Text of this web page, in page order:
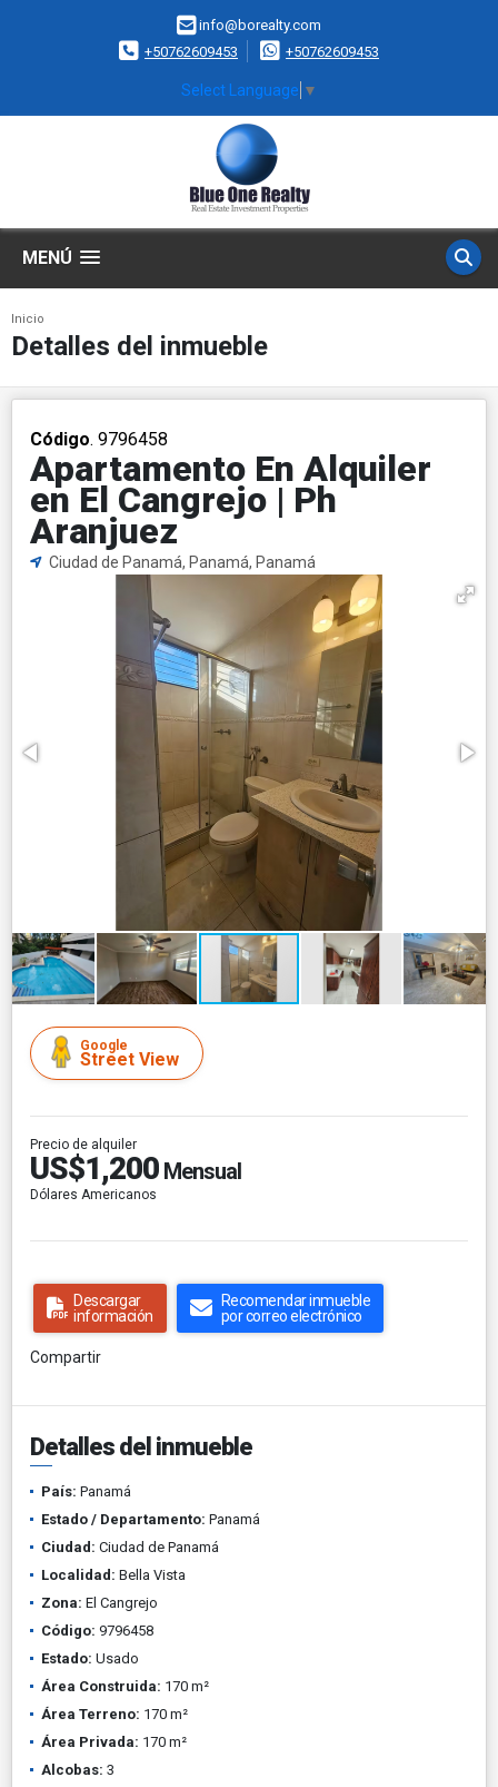
info@borealty.com
+50762609453
+50762609453
Select Language ▼
MENÚ
Inicio
Detalles del inmueble
Código. 9796458
Apartamento En Alquiler
en El Cangrejo | Ph
Aranjuez
Ciudad de Panamá, Panamá, Panamá
Google
Street View
Precio de alquiler
US$1,200 Mensual
Dólares Americanos
Descargar
información
Recomendar inmueble
por correo electrónico
Compartir
Detalles del inmueble
País: Panamá
Estado / Departamento: Panamá
Ciudad: Ciudad de Panamá
Localidad: Bella Vista
Zona: El Cangrejo
Código: 9796458
Estado: Usado
Área Construida: 170 m²
Área Terreno: 170 m²
Área Privada: 170 m²
Alcobas: 3